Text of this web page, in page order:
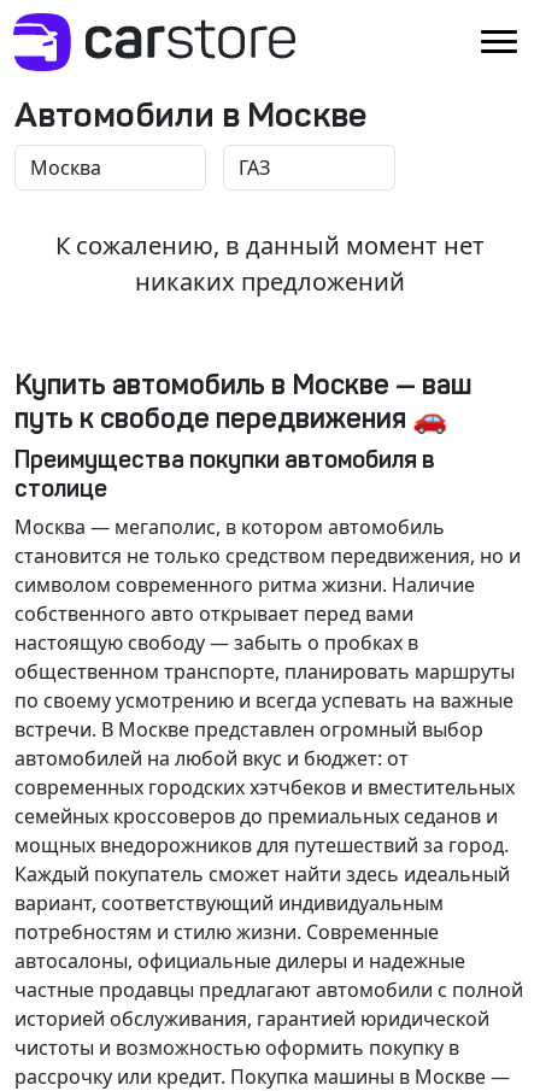
Автомобили в Москве
К сожалению, в данный момент нет
никаких предложений
Купить автомобиль в Москве — ваш
путь к свободе передвижения 🚗
Преимущества покупки автомобиля в
столице
Москва — мегаполис, в котором автомобиль
становится не только средством передвижения, но и
символом современного ритма жизни. Наличие
собственного авто открывает перед вами
настоящую свободу — забыть о пробках в
общественном транспорте, планировать маршруты
по своему усмотрению и всегда успевать на важные
встречи. В Москве представлен огромный выбор
автомобилей на любой вкус и бюджет: от
современных городских хэтчбеков и вместительных
семейных кроссоверов до премиальных седанов и
мощных внедорожников для путешествий за город.
Каждый покупатель сможет найти здесь идеальный
вариант, соответствующий индивидуальным
потребностям и стилю жизни. Современные
автосалоны, официальные дилеры и надежные
частные продавцы предлагают автомобили с полной
историей обслуживания, гарантией юридической
чистоты и возможностью оформить покупку в
рассрочку или кредит. Покупка машины в Москве —